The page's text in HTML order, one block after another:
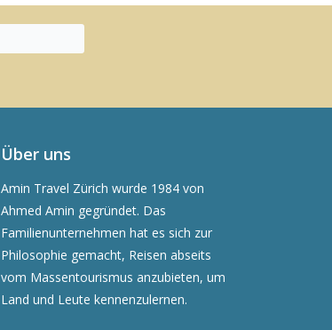
Über uns
Amin Travel Zürich wurde 1984 von
Ahmed Amin gegründet. Das
Familienunternehmen hat es sich zur
Philosophie gemacht, Reisen abseits
vom Massentourismus anzubieten, um
Land und Leute kennenzulernen.